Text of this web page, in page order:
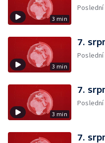
3 min
3 min
7.
3 min
7.
7.